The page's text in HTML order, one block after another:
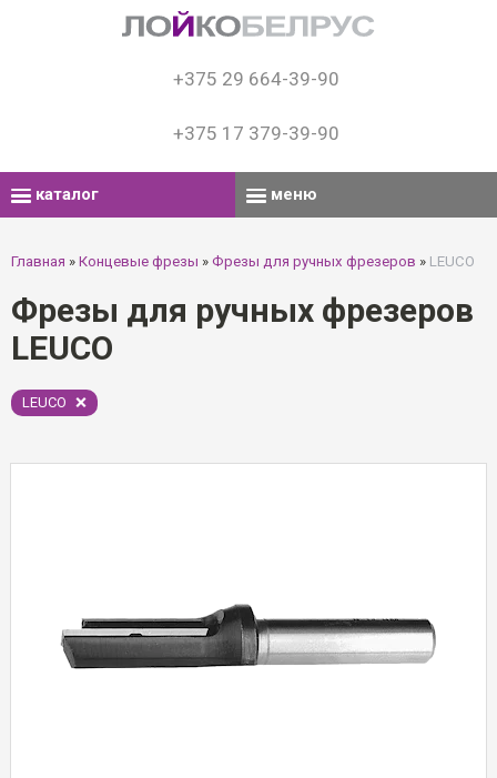
+375 29 664-39-90
+375 17 379-39-90
каталог меню
Главная » Концевые фрезы » Фрезы для ручных фрезеров » LEUCO
Фрезы для ручных фрезеров
LEUCO
LEUCO